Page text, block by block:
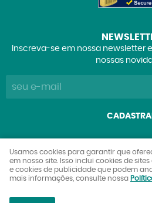
Inscreva-se em nossa newsletter
nossas
Explorers Club Comércio de
Ltda
CNPJ:
Usamos cookies para garantir que
em nosso site. Isso inclui cookies de
e cookies de publicidade que podem
mais informações, consulte nossa